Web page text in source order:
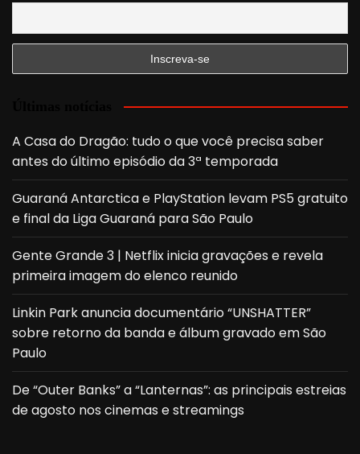
A Casa do Dragão: tudo o que você precisa saber
antes do último episódio da 3ª temporada
Guaraná Antarctica e PlayStation levam PS5 gratuito
e final da Liga Guaraná para São Paulo
Gente Grande 3 | Netflix inicia gravações e revela
primeira imagem do elenco reunido
Linkin Park anuncia documentário “UNSHATTER”
sobre retorno da banda e álbum gravado em São
Paulo
De “Outer Banks” a “Lanternas”: as principais estreias
de agosto nos cinemas e streamings